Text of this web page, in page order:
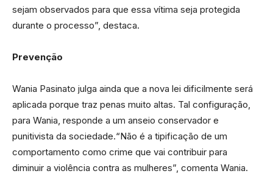
sejam observados para que essa vítima seja protegida
durante o processo”, destaca.
Prevenção
Wania Pasinato julga ainda que a nova lei dificilmente será
aplicada porque traz penas muito altas. Tal configuração,
para Wania, responde a um anseio conservador e
punitivista da sociedade.“Não é a tipificação de um
comportamento como crime que vai contribuir para
diminuir a violência contra as mulheres”, comenta Wania.